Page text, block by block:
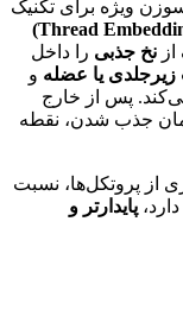
نخ جذبی را داخل
زیرجلدی یا عضله و
پس از خارج
جذب شدن، نقطه
از پروتکل‌ها، نسبت
پایدارتر و